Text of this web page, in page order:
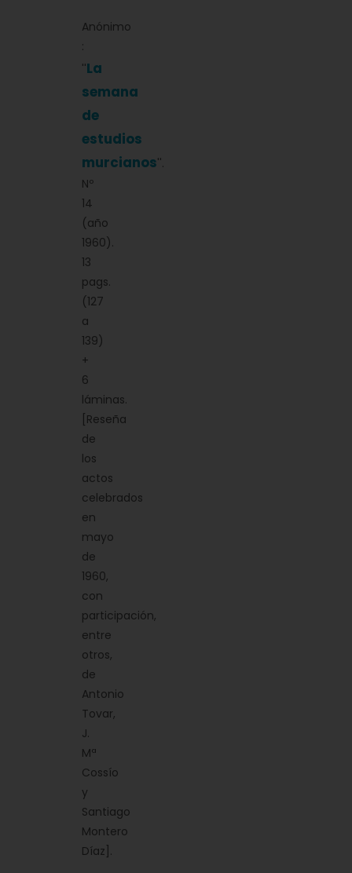
Anónimo
:
''La
semana
de
estudios
murcianos''.
Nº
14
(año
1960).
13
pags.
(127
a
139)
+
6
láminas.
[Reseña
de
los
actos
celebrados
en
mayo
de
1960,
con
participación,
entre
otros,
de
Antonio
Tovar,
J.
Mª
Cossío
y
Santiago
Montero
Díaz].